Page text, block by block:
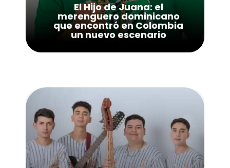
El Hijo de Juana: el
merenguero dominicano
que encontró en Colombia
un nuevo escenario